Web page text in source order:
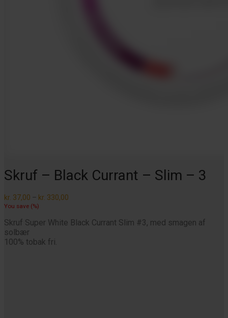
Skruf – Black Currant – Slim – 3
kr. 37,00 – kr. 330,00
kr. 330,00
You save (%)
Skruf Super White Black Currant Slim #3, med smagen af
solbær
100% tobak fri.